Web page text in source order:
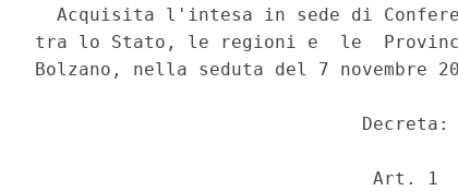
Acquisita l'intesa in sede di
tra lo Stato, le regioni e  le
Bolzano, nella seduta del 7 novembre
                              Decreta:
                               Art. 1